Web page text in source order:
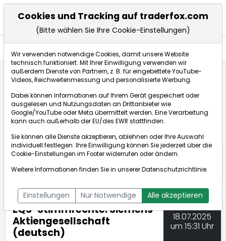
EQS-Stimmrechte: Siemens Aktiengesellschaft (deuts...
dpa-AFX Compact
ÜBERSICHT DPA-AFX PROFEED
DPA-AFX COMPACT
NEWSBOT
EQS-Stimmrechte: Siemens
Aktiengesellschaft
(deutsch)
18.07.2025
um 15:31 Uhr
Cookies und Tracking auf traderfox.com
(Bitte wählen Sie Ihre Cookie-Einstellungen)
Wir verwenden notwendige Cookies, damit unsere Website
technisch funktioniert. Mit Ihrer Einwilligung verwenden wir
außerdem Dienste von Partnern, z. B. für eingebettete YouTube-
Videos, Reichweitenmessung und personalisierte Werbung.
Dabei können Informationen auf Ihrem Gerät gespeichert oder
ausgelesen und Nutzungsdaten an Drittanbieter wie
Google/YouTube oder Meta übermittelt werden. Eine Verarbeitung
kann auch außerhalb der EU/des EWR stattfinden.
Sie können alle Dienste akzeptieren, ablehnen oder Ihre Auswahl
individuell festlegen. Ihre Einwilligung können Sie jederzeit über die
Cookie-Einstellungen im Footer widerrufen oder ändern.
Weitere Informationen finden Sie in unsererDatenschutzrichtlinie.
Einstellungen Nur Notwendige Alle akzeptieren